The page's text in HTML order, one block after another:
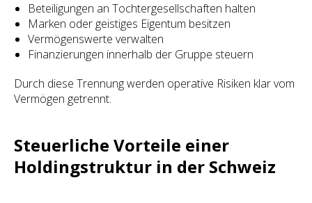
Beteiligungen an Tochtergesellschaften halten
Marken oder geistiges Eigentum besitzen
Vermögenswerte verwalten
Finanzierungen innerhalb der Gruppe steuern
Durch diese Trennung werden operative Risiken klar vom
Vermögen getrennt.
Steuerliche Vorteile einer
Holdingstruktur in der Schweiz